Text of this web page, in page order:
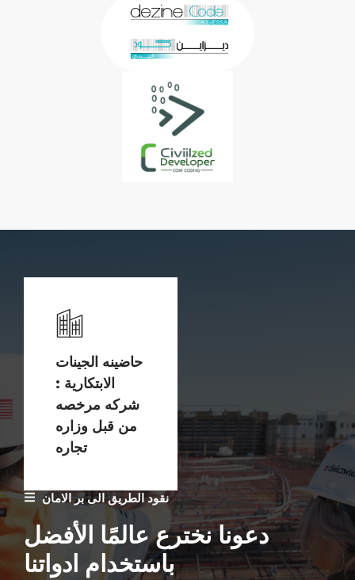
نقود الطريق الى بر الامان
دعونا نخترع عالمًا الأفضل
باستخدام ادواتنا
حاضينه الجينات
الابتكارية :
شركه مرخصه
من قبل وزاره
تجاره